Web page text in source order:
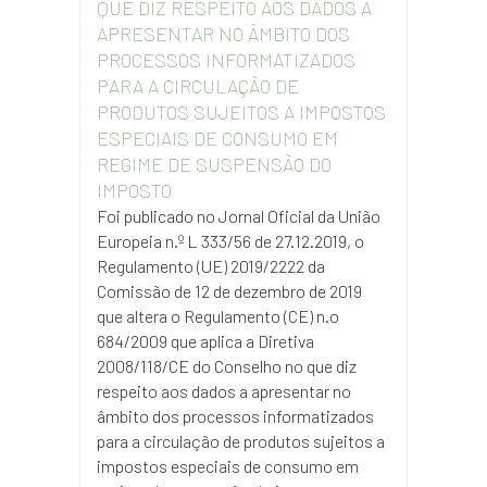
QUE DIZ RESPEITO AOS DADOS A
APRESENTAR NO ÂMBITO DOS
PROCESSOS INFORMATIZADOS
PARA A CIRCULAÇÃO DE
PRODUTOS SUJEITOS A IMPOSTOS
ESPECIAIS DE CONSUMO EM
REGIME DE SUSPENSÃO DO
IMPOSTO
Foi publicado no Jornal Oficial da União
Europeia n.º L 333/56 de 27.12.2019, o
Regulamento (UE) 2019/2222 da
Comissão de 12 de dezembro de 2019
que altera o Regulamento (CE) n.o
684/2009 que aplica a Diretiva
2008/118/CE do Conselho no que diz
respeito aos dados a apresentar no
âmbito dos processos informatizados
para a circulação de produtos sujeitos a
impostos especiais de consumo em